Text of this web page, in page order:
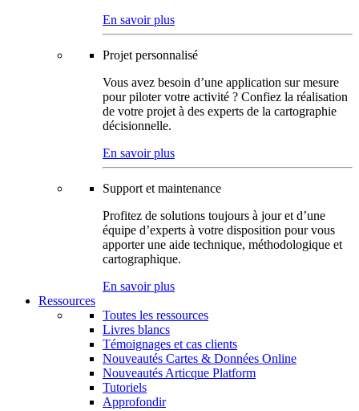
En savoir plus
Projet personnalisé
Vous avez besoin d’une application sur mesure
pour piloter votre activité ? Confiez la réalisation
de votre projet à des experts de la cartographie
décisionnelle.
En savoir plus
Support et maintenance
Profitez de solutions toujours à jour et d’une
équipe d’experts à votre disposition pour vous
apporter une aide technique, méthodologique et
cartographique.
En savoir plus
Ressources
Toutes les ressources
Livres blancs
Témoignages et cas clients
Nouveautés Cartes & Données Online
Nouveautés Articque Platform
Tutoriels
Approfondir